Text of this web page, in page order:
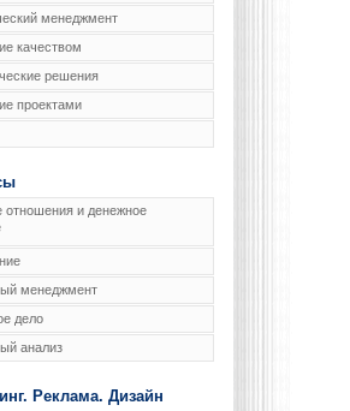
менеджмент
качеством
решения
проектами
отношения и денежное
менеджмент
дело
анализ
Реклама. Дизайн